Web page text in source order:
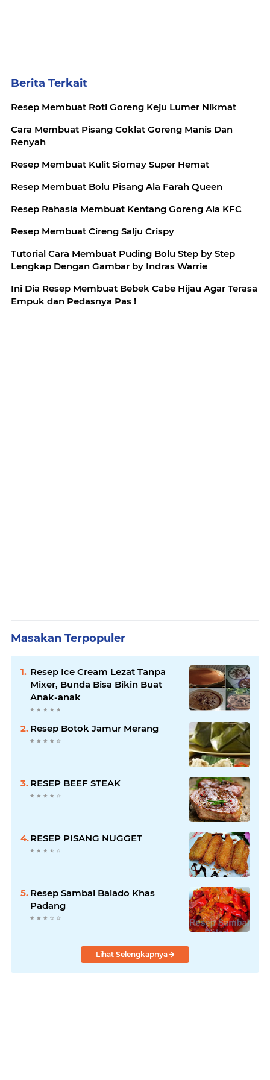
Berita Terkait
Resep Membuat Roti Goreng Keju Lumer Nikmat
Cara Membuat Pisang Coklat Goreng Manis Dan
Renyah
Resep Membuat Kulit Siomay Super Hemat
Resep Membuat Bolu Pisang Ala Farah Queen
Resep Rahasia Membuat Kentang Goreng Ala KFC
Resep Membuat Cireng Salju Crispy
Tutorial Cara Membuat Puding Bolu Step by Step
Lengkap Dengan Gambar by Indras Warrie
Ini Dia Resep Membuat Bebek Cabe Hijau Agar Terasa
Empuk dan Pedasnya Pas !
Masakan Terpopuler
Resep Ice Cream Lezat Tanpa
Mixer, Bunda Bisa Bikin Buat
Anak-anak
Resep Botok Jamur Merang
RESEP BEEF STEAK
RESEP PISANG NUGGET
Resep Sambal Balado Khas
Padang
Lihat Selengkapnya